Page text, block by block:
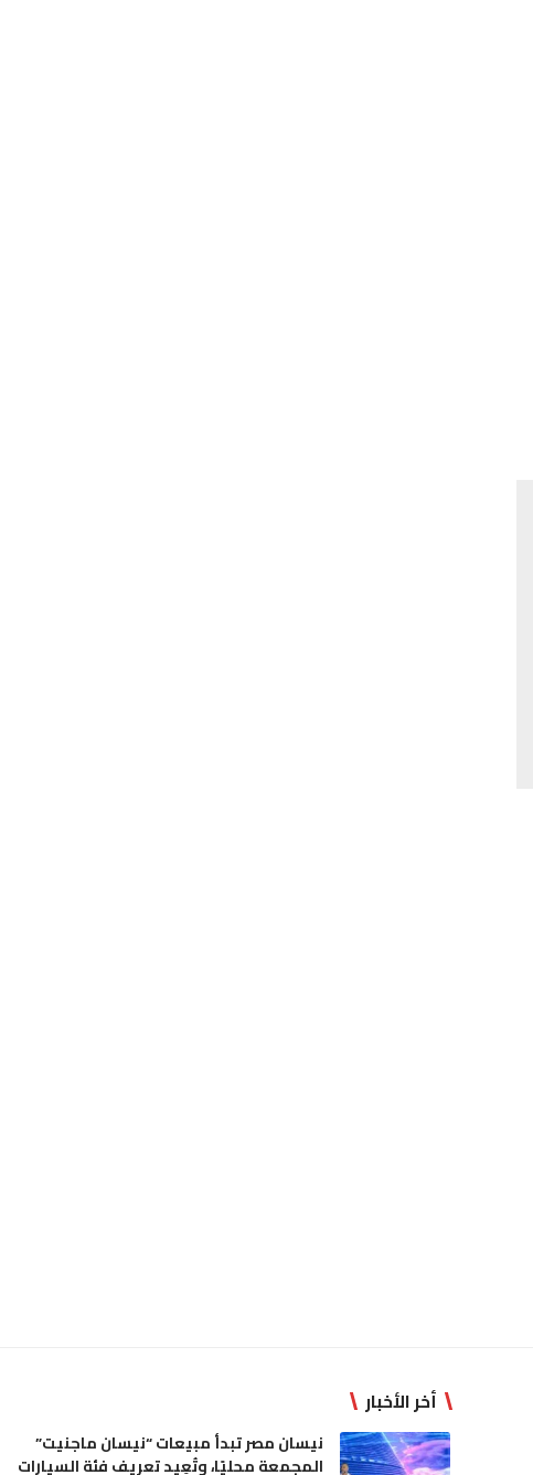
أخر الأخبار
نيسان مصر تبدأ مبيعات “نيسان ماجنيت”
المجمعة محليًا، وتُعِيد تعريف فئة السيارات